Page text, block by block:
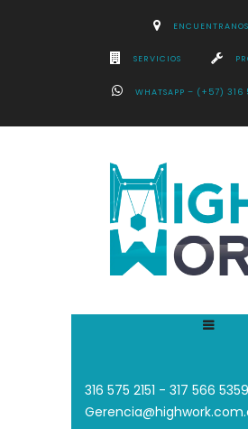
ENCUENTRANOS
SERVICIOS
WHATSAPP – (+57) 316
316 575 2151 - 317 566 5359